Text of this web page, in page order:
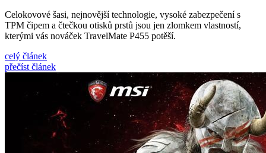
Celokovové šasi, nejnovější technologie, vysoké zabezpečení s
TPM čipem a čtečkou otisků prstů jsou jen zlomkem vlastností,
kterými vás nováček TravelMate P455 potěší.
celý článek
přečíst článek